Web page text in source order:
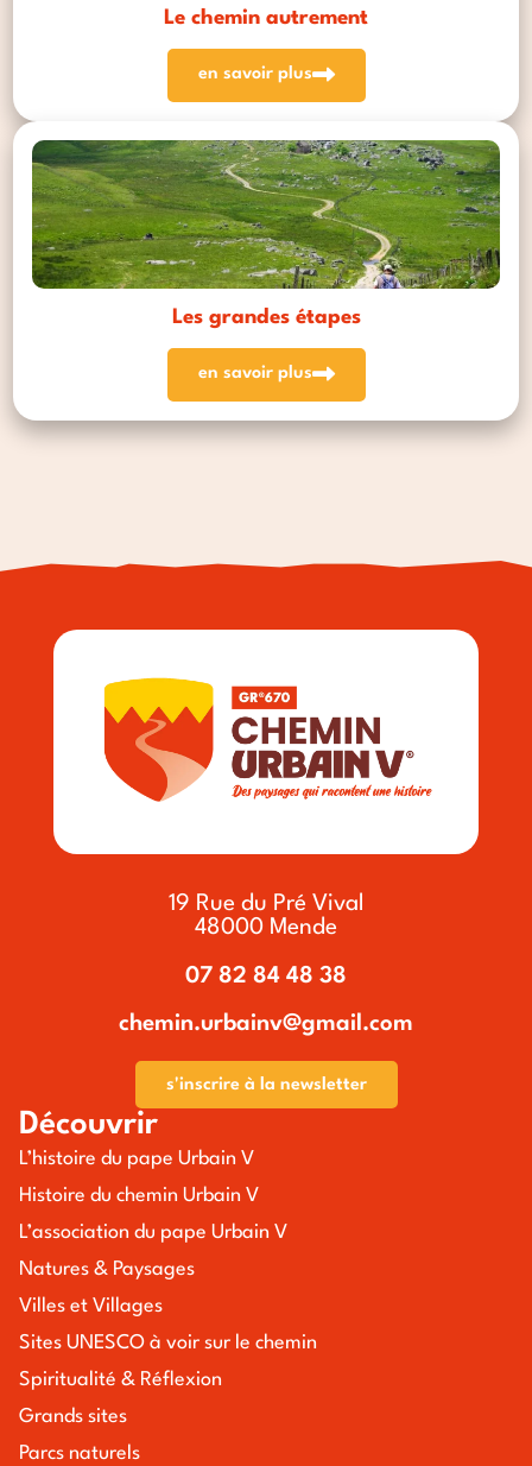
Le chemin autrement
en savoir plus
Les grandes étapes
en savoir plus
19 Rue du Pré Vival
48000 Mende
07 82 84 48 38
chemin.urbainv@gmail.com
s'inscrire à la newsletter
Découvrir
L’histoire du pape Urbain V
Histoire du chemin Urbain V
L’association du pape Urbain V
Natures & Paysages
Villes et Villages
Sites UNESCO à voir sur le chemin
Spiritualité & Réflexion
Grands sites
Parcs naturels